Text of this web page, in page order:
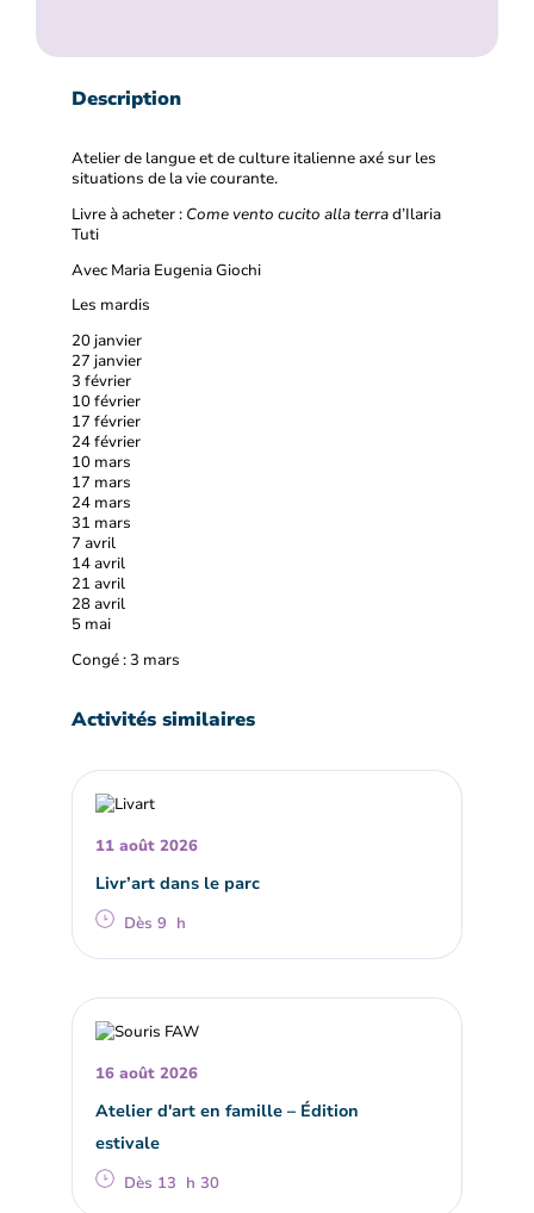
Description
Atelier de langue et de culture italienne axé sur les
situations de la vie courante.
Livre à acheter : Come vento cucito alla terrad’Ilaria
Tuti
Avec Maria Eugenia Giochi
Les mardis
20 janvier
27 janvier
3 février
10 février
17 février
24 février
10 mars
17 mars
24 mars
31 mars
7 avril
14 avril
21 avril
28 avril
5 mai
Congé : 3 mars
Activités similaires
11 août 2026
Livr’art dans le parc
Dès 9 h
16 août 2026
Atelier d'art en famille – Édition
estivale
Dès 13 h 30